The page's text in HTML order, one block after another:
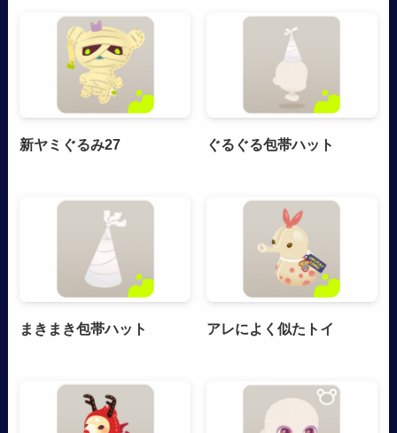
新ヤミぐるみ27 ぐるぐる包帯ハット
まきまき包帯ハット アレによく似たトイ